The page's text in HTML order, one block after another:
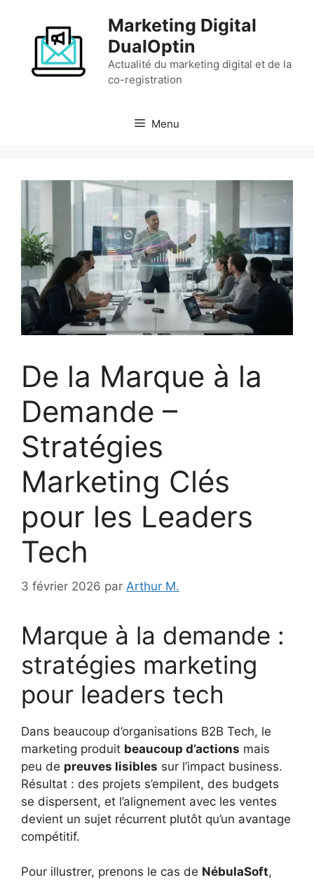
contenu
Marketing Digital
DualOptin
Actualité du marketing digital et de la
co-registration
Menu
De la Marque à la
Demande –
Stratégies
Marketing Clés
pour les Leaders
Tech
3 février 2026 par Arthur M.
Marque à la demande :
stratégies marketing
pour leaders tech
Dans beaucoup d’organisations B2B Tech, le
marketing produit beaucoup d’actions mais
peu de preuves lisibles sur l’impact business.
Résultat : des projets s’empilent, des budgets
se dispersent, et l’alignement avec les ventes
devient un sujet récurrent plutôt qu’un avantage
compétitif.
Pour illustrer, prenons le cas de NébulaSoft,